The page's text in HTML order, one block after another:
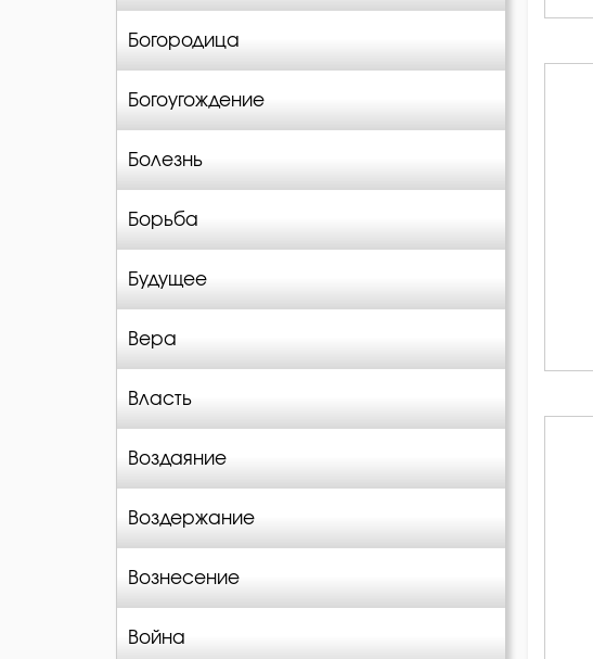
Богородица
Богоугождение
Болезнь
Борьба
Будущее
Вера
Власть
Воздаяние
Воздержание
Вознесение
Война